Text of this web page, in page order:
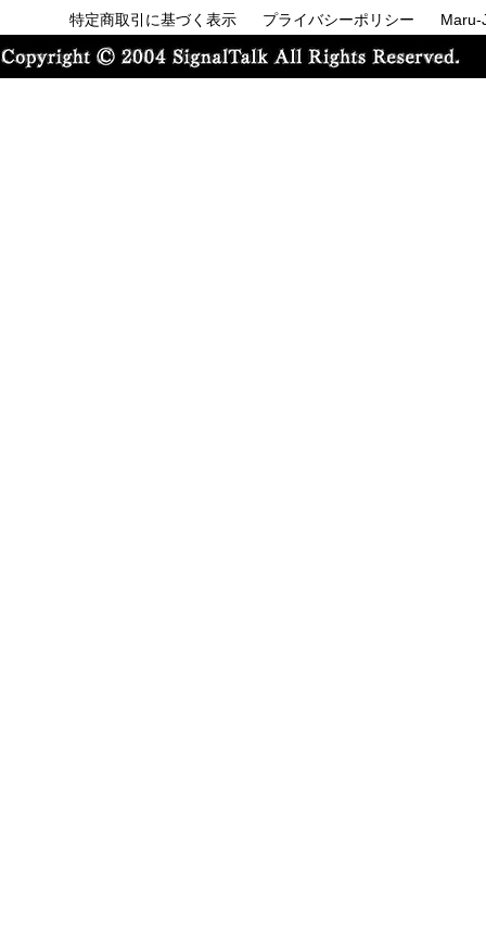
特定商取引に基づく表示 プライバシーポリシー Maru-